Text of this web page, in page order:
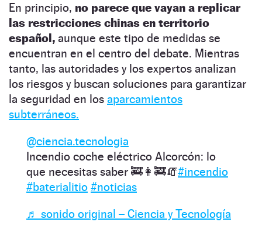
En principio, no parece que vayan a replicar
las restricciones chinas en territorio
español, aunque este tipo de medidas se
encuentran en el centro del debate. Mientras
tanto, las autoridades y los expertos analizan
los riesgos y buscan soluciones para garantizar
la seguridad en los aparcamientos
subterráneos.
@ciencia.tecnologia
Incendio coche eléctrico Alcorcón: lo
que necesitas saber 🚒👩‍🚒🧯#incendio
#baterialitio #noticias
♬ sonido original – Ciencia y Tecnología